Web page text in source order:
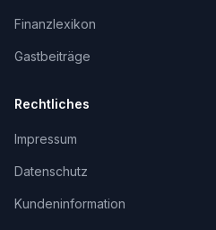
Finanzlexikon
Gastbeiträge
Rechtliches
Impressum
Datenschutz
Kundeninformation